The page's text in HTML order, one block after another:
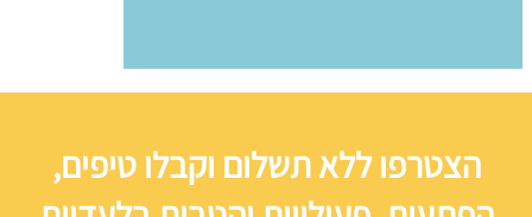
הצטרפו ללא תשלום וקבלו טיפים,